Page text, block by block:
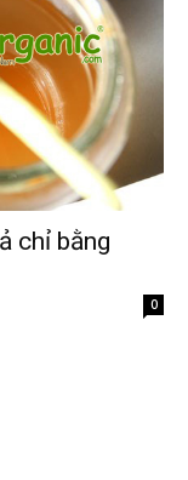
chỉ bằng
0